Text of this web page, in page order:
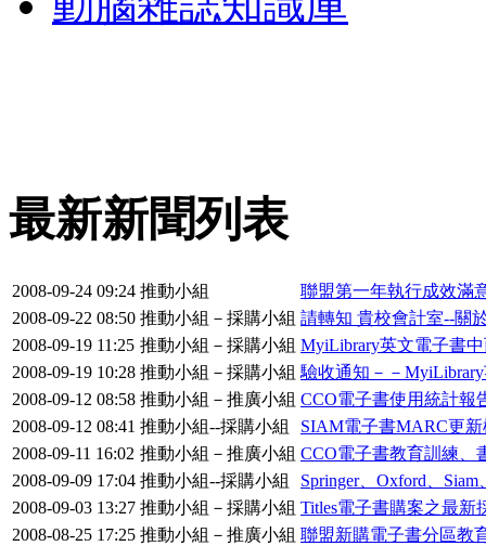
最新新聞列表
2008-09-24 09:24 推動小組
聯盟第一年執行成效滿
2008-09-22 08:50 推動小組－採購小組 請轉知 貴校會計室--關
2008-09-19 11:25 推動小組－採購小組 MyiLibrary英文電子書
2008-09-19 10:28 推動小組－採購小組 驗收通知－－
2008-09-12 08:58 推動小組－推廣小組 CCO電子書使用統計報
2008-09-12 08:41 推動小組--採購小組
SIAM電子書MARC更新
2008-09-11 16:02 推動小組－推廣小組 CCO電子書教育訓練、
2008-09-09 17:04 推動小組--採購小組
Springer、Oxford、
2008-09-03 13:27 推動小組－採購小組 Titles電子書購案之最新
2008-08-25 17:25 推動小組－推廣小組 聯盟新購電子書分區教